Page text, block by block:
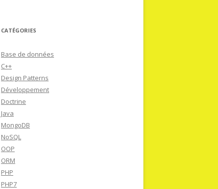
CATÉGORIES
Base de données
C++
Design Patterns
Développement
Doctrine
Java
MongoDB
NoSQL
OOP
ORM
PHP
PHP7